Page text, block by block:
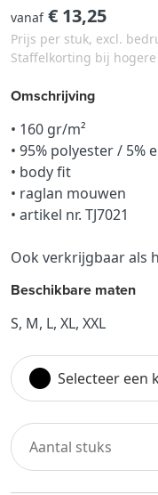
vanaf€ 13,25
Prijs per stuk, excl.
Staffelkorting bij
Omschrijving
• 160 gr/m²
• 95% polyester / 5%
• body fit
• raglan mouwen
• artikel nr. TJ7021
Ook verkrijgbaar als
Beschikbare maten
S, M, L, XL, XXL
Selecteer een